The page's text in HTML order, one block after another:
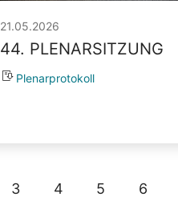
21.05.2026
44. PLENARSITZUNG
Plenarprotokoll
3 4 5 6